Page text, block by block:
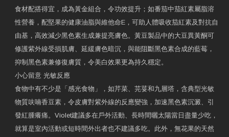
食材配搭得宜，成為黃金組合，令功效提升；如番茄中茄紅素屬脂溶
性營養，配堅果的健康油脂與維他命E，可助人體吸收茄紅素及對抗自
由基，高效減少黑色素生成兼提亮膚色。黃豆製品中的大豆異黃酮可
修護紫外線受損肌膚、延緩膚色暗沉，與能阻斷黑色素合成的藍莓，
抑制黑色素兼修復膚質，令美白效果更為持久穩定。
小心留意 光敏反應
食物中有不少是「感光食物」，如芹菜、芫荽和九層塔，含典型光敏
物質呋喃香豆素，令皮膚對紫外線的反應變強，加速黑色素沉澱、引
發紅腫癢痛。Violet建議多在戶外活動、長時間曬太陽當日盡量少吃，
就算是室內活動或短時間外出者也不建議多吃。此外，無花果的天然